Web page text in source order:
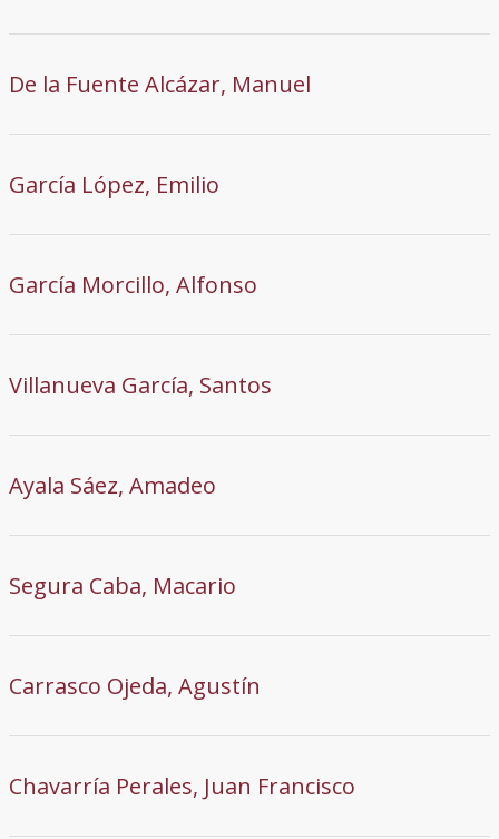
De la Fuente Alcázar, Manuel
García López, Emilio
García Morcillo, Alfonso
Villanueva García, Santos
Ayala Sáez, Amadeo
Segura Caba, Macario
Carrasco Ojeda, Agustín
Chavarría Perales, Juan Francisco